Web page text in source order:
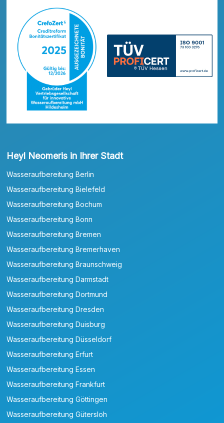
Heyl Neomeris in Ihrer Stadt
Wasseraufbereitung Berlin
Wasseraufbereitung Bielefeld
Wasseraufbereitung Bochum
Wasseraufbereitung Bonn
Wasseraufbereitung Bremen
Wasseraufbereitung Bremerhaven
Wasseraufbereitung Braunschweig
Wasseraufbereitung Darmstadt
Wasseraufbereitung Dortmund
Wasseraufbereitung Dresden
Wasseraufbereitung Duisburg
Wasseraufbereitung Düsseldorf
Wasseraufbereitung Erfurt
Wasseraufbereitung Essen
Wasseraufbereitung Frankfurt
Wasseraufbereitung Göttingen
Wasseraufbereitung Gütersloh